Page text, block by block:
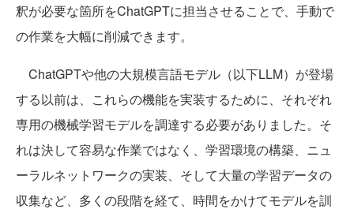
釈が必要な箇所をChatGPTに担当させることで、手動で
の作業を大幅に削減できます。
ChatGPTや他の大規模言語モデル（以下LLM）が登場
する以前は、これらの機能を実装するために、それぞれ
専用の機械学習モデルを調達する必要がありました。そ
れは決して容易な作業ではなく、学習環境の構築、ニュ
ーラルネットワークの実装、そして大量の学習データの
収集など、多くの段階を経て、時間をかけてモデルを訓